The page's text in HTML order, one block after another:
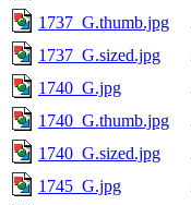
1737_G.thumb.jpg
1737_G.sized.jpg
1740_G.jpg
1740_G.thumb.jpg
1740_G.sized.jpg
1745_G.jpg